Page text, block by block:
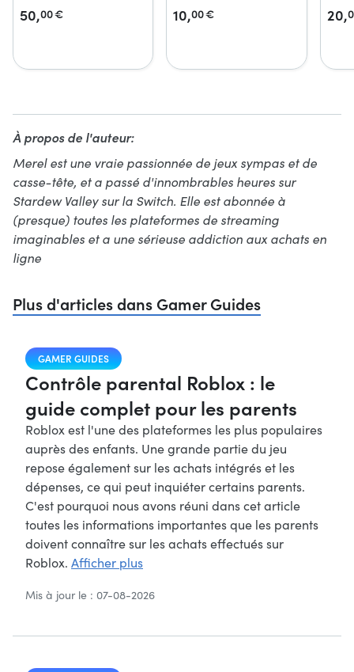
50,00€ 10,00€ 20,
À propos de l'auteur:
Merel est une vraie passionnée de jeux sympas et de
casse-tête, et a passé d'innombrables heures sur
Stardew Valley sur la Switch. Elle est abonnée à
(presque) toutes les plateformes de streaming
imaginables et a une sérieuse addiction aux achats en
ligne
Plus d'articles dans Gamer Guides
GAMER GUIDES
Contrôle parental Roblox : le
guide complet pour les parents
Roblox est l'une des plateformes les plus populaires
auprès des enfants. Une grande partie du jeu
repose également sur les achats intégrés et les
dépenses, ce qui peut inquiéter certains parents.
C'est pourquoi nous avons réuni dans cet article
toutes les informations importantes que les parents
doivent connaître sur les achats effectués sur
Roblox. Afficher plus
Mis à jour le : 07-08-2026